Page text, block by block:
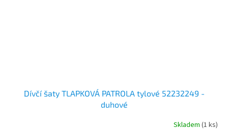
Dívčí šaty TLAPKOVÁ PATROLA tylové 52232249 -
duhové
Skladem (1 ks)